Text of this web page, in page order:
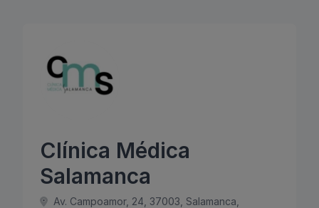
Clínica Médica
Salamanca
Av. Campoamor, 24, 37003, Salamanca,